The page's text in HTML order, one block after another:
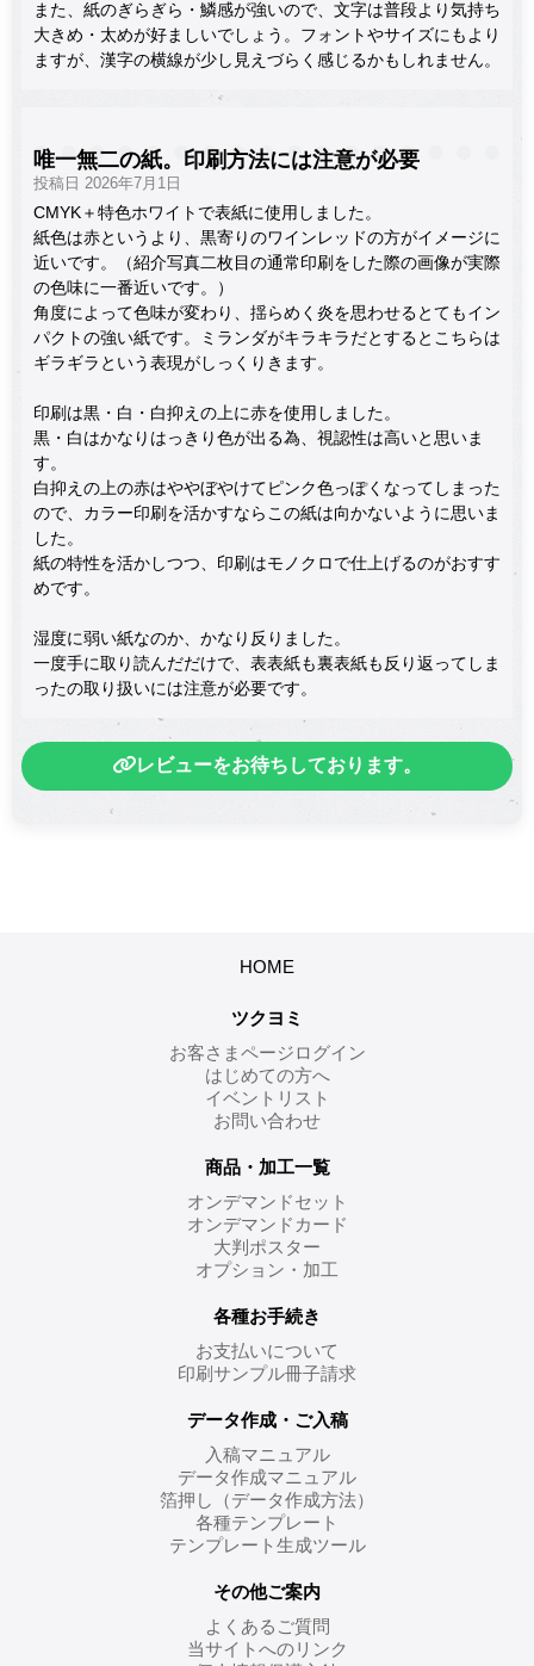
また、紙のぎらぎら・鱗感が強いので、文字は普段より気持ち
大きめ・太めが好ましいでしょう。フォントやサイズにもより
ますが、漢字の横線が少し見えづらく感じるかもしれません。
唯一無二の紙。印刷方法には注意が必要
投稿日 2026年7月1日
CMYK＋特色ホワイトで表紙に使用しました。
紙色は赤というより、黒寄りのワインレッドの方がイメージに
近いです。（紹介写真二枚目の通常印刷をした際の画像が実際
の色味に一番近いです。）
角度によって色味が変わり、揺らめく炎を思わせるとてもイン
パクトの強い紙です。ミランダがキラキラだとするとこちらは
ギラギラという表現がしっくりきます。
印刷は黒・白・白抑えの上に赤を使用しました。
黒・白はかなりはっきり色が出る為、視認性は高いと思いま
す。
白抑えの上の赤はややぼやけてピンク色っぽくなってしまった
ので、カラー印刷を活かすならこの紙は向かないように思いま
した。
紙の特性を活かしつつ、印刷はモノクロで仕上げるのがおすす
めです。
湿度に弱い紙なのか、かなり反りました。
一度手に取り読んだだけで、表表紙も裏表紙も反り返ってしま
ったの取り扱いには注意が必要です。
レビューをお待ちしております。
HOME
ツクヨミ
お客さまページログイン
はじめての方へ
イベントリスト
お問い合わせ
商品・加工一覧
オンデマンドセット
オンデマンドカード
大判ポスター
オプション・加工
各種お手続き
お支払いについて
印刷サンプル冊子請求
データ作成・ご入稿
入稿マニュアル
データ作成マニュアル
箔押し（データ作成方法）
各種テンプレート
テンプレート生成ツール
その他ご案内
よくあるご質問
当サイトへのリンク